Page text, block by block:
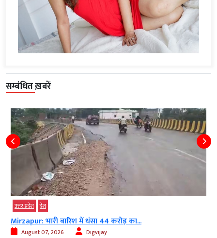
सम्बंधित ख़बरें
उत्तर प्रदेश देश
Mirzapur: भारी बारिश में धंसा 44 करोड़ का...
August 07, 2026 Digvijay